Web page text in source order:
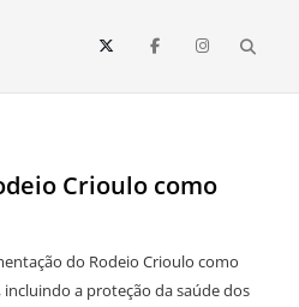
de Roraima
notícias completo sobre política,
sempre informado com
Crioulo como
do Rodeio Crioulo como
a proteção da saúde dos